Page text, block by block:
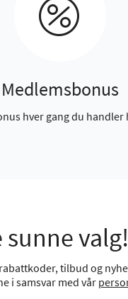
Medlemsbonus
hver gang du handler
valg!
tilbud og
i samsvar med vår